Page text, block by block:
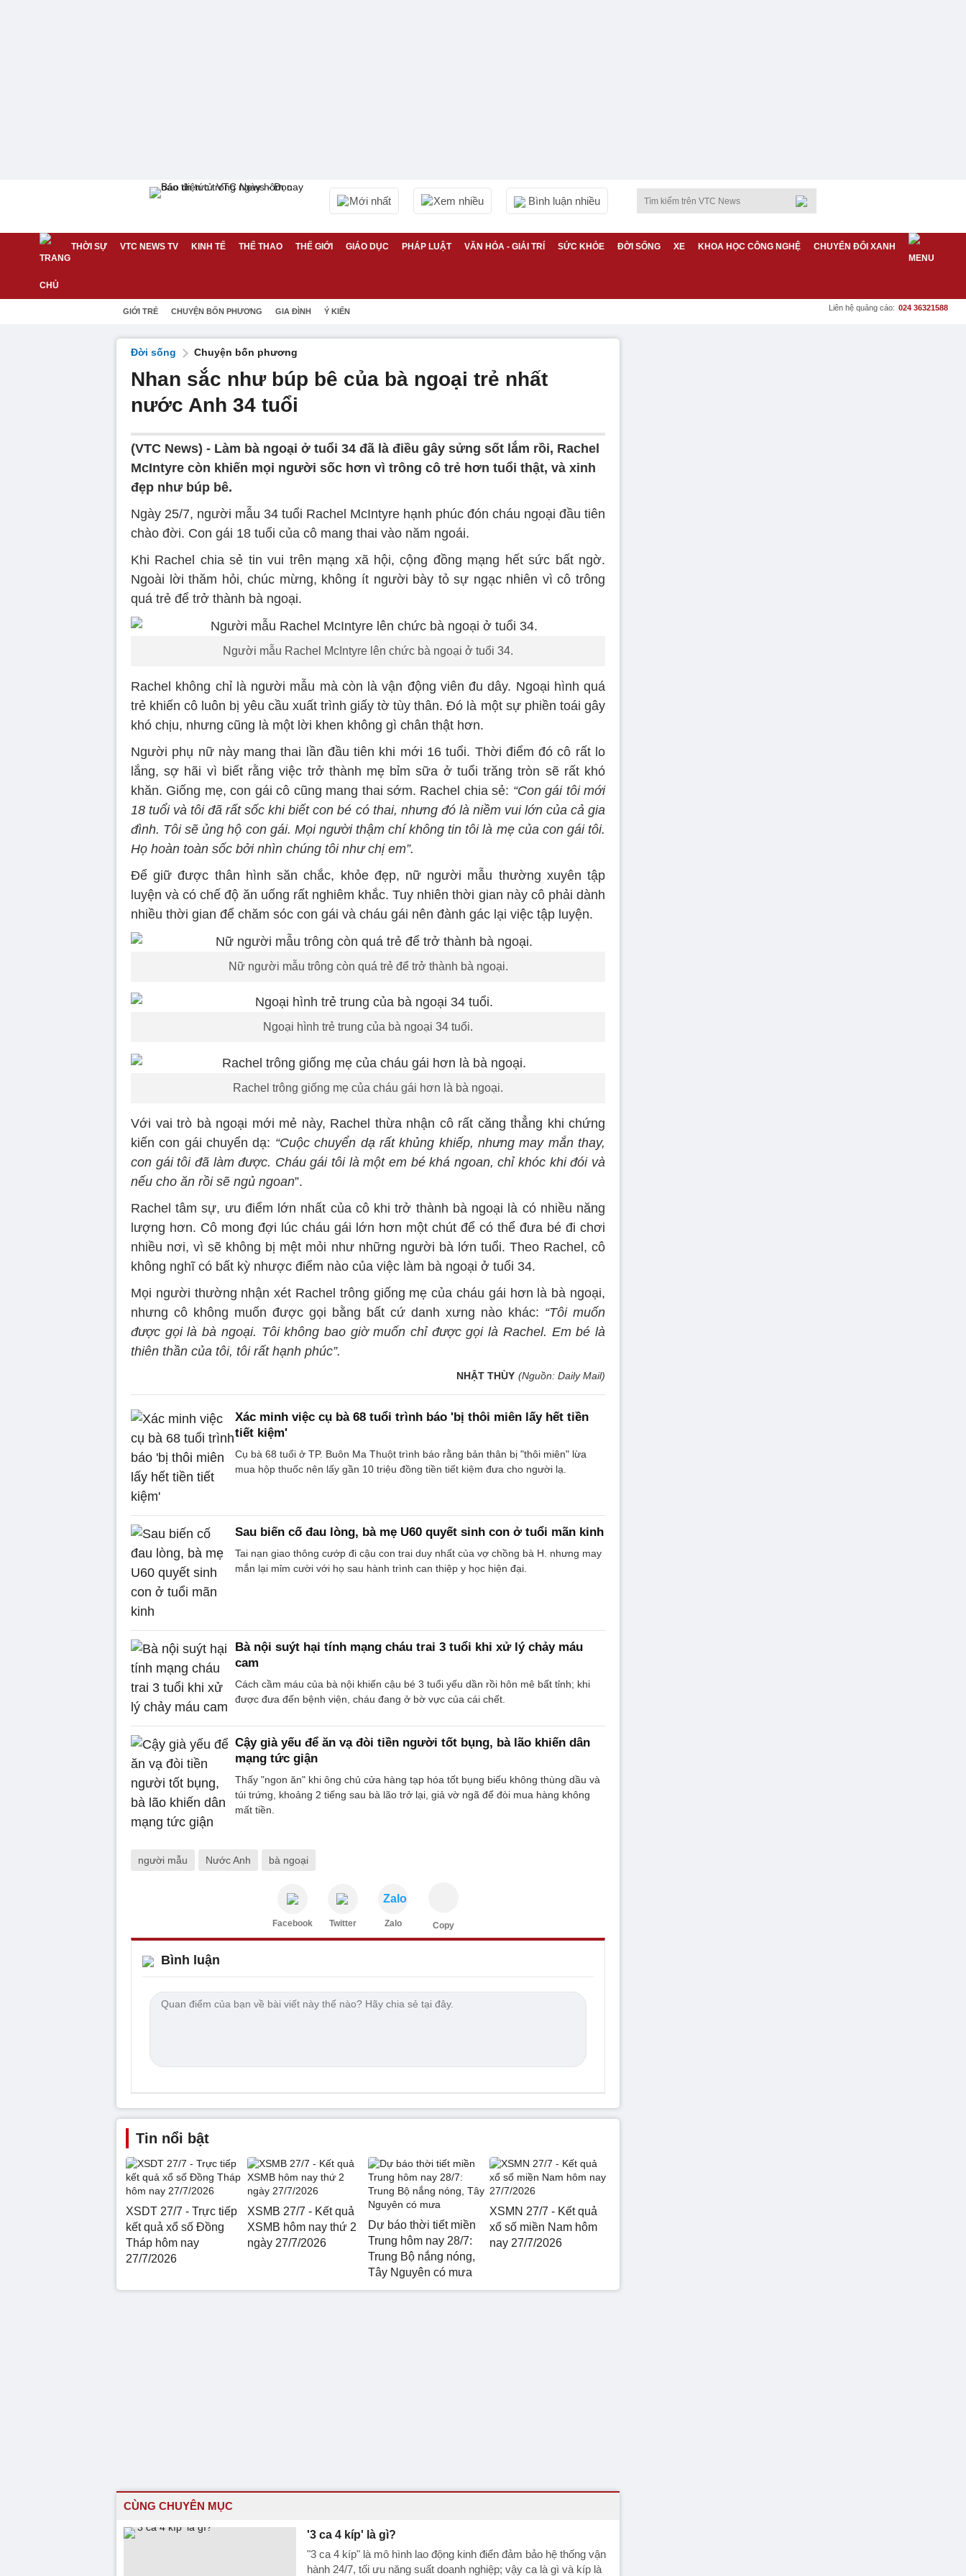
Mới nhất Xem nhiều Bình luận nhiều
THỜI SỰ VTC NEWS TV KINH TẾ THỂ THAO THẾ GIỚI GIÁO DỤC PHÁP LUẬT VĂN HÓA - GIẢI TRÍ SỨC KHỎE ĐỜI SỐNG XE KHOA HỌC CÔNG NGHỆ CHUYỂN ĐỔI XANH
GIỚI TRẺ CHUYỆN BỐN PHƯƠNG GIA ĐÌNH Ý KIẾN Liên hệ quảng cáo: 024 36321588
Đời sống Chuyện bốn phương
Nhan sắc như búp bê của bà ngoại trẻ nhất
nước Anh 34 tuổi
(VTC News) - Làm bà ngoại ở tuổi 34 đã là điều gây sửng sốt lắm rồi, Rachel
McIntyre còn khiến mọi người sốc hơn vì trông cô trẻ hơn tuổi thật, và xinh
đẹp như búp bê.
Ngày 25/7, người mẫu 34 tuổi Rachel McIntyre hạnh phúc đón cháu ngoại đầu tiên
chào đời. Con gái 18 tuổi của cô mang thai vào năm ngoái.
Khi Rachel chia sẻ tin vui trên mạng xã hội, cộng đồng mạng hết sức bất ngờ.
Ngoài lời thăm hỏi, chúc mừng, không ít người bày tỏ sự ngạc nhiên vì cô trông
quá trẻ để trở thành bà ngoại.
Người mẫu Rachel McIntyre lên chức bà ngoại ở tuổi 34.
Rachel không chỉ là người mẫu mà còn là vận động viên đu dây. Ngoại hình quá
trẻ khiến cô luôn bị yêu cầu xuất trình giấy tờ tùy thân. Đó là một sự phiền toái gây
khó chịu, nhưng cũng là một lời khen không gì chân thật hơn.
Người phụ nữ này mang thai lần đầu tiên khi mới 16 tuổi. Thời điểm đó cô rất lo
lắng, sợ hãi vì biết rằng việc trở thành mẹ bỉm sữa ở tuổi trăng tròn sẽ rất khó
khăn. Giống mẹ, con gái cô cũng mang thai sớm. Rachel chia sẻ: “Con gái tôi mới
18 tuổi và tôi đã rất sốc khi biết con bé có thai, nhưng đó là niềm vui lớn của cả gia
đình. Tôi sẽ ủng hộ con gái. Mọi người thậm chí không tin tôi là mẹ của con gái tôi.
Họ hoàn toàn sốc bởi nhìn chúng tôi như chị em”.
Để giữ được thân hình săn chắc, khỏe đẹp, nữ người mẫu thường xuyên tập
luyện và có chế độ ăn uống rất nghiêm khắc. Tuy nhiên thời gian này cô phải dành
nhiều thời gian để chăm sóc con gái và cháu gái nên đành gác lại việc tập luyện.
Nữ người mẫu trông còn quá trẻ để trở thành bà ngoại.
Ngoại hình trẻ trung của bà ngoại 34 tuổi.
Rachel trông giống mẹ của cháu gái hơn là bà ngoại.
Với vai trò bà ngoại mới mẻ này, Rachel thừa nhận cô rất căng thẳng khi chứng
kiến ​​con gái chuyển dạ: “Cuộc chuyển dạ rất khủng khiếp, nhưng may mắn thay,
con gái tôi đã làm được. Cháu gái tôi là một em bé khá ngoan, chỉ khóc khi đói và
nếu cho ăn rồi sẽ ngủ ngoan”.
Rachel tâm sự, ưu điểm lớn nhất của cô khi trở thành bà ngoại là có nhiều năng
lượng hơn. Cô mong đợi lúc cháu gái lớn hơn một chút để có thể đưa bé đi chơi
nhiều nơi, vì sẽ không bị mệt mỏi như những người bà lớn tuổi. Theo Rachel, cô
không nghĩ có bất kỳ nhược điểm nào của việc làm bà ngoại ở tuổi 34.
Mọi người thường nhận xét Rachel trông giống mẹ của cháu gái hơn là bà ngoại,
nhưng cô không muốn được gọi bằng bất cứ danh xưng nào khác: “Tôi muốn
được gọi là bà ngoại. Tôi không bao giờ muốn chỉ được gọi là Rachel. Em bé là
thiên thần của tôi, tôi rất hạnh phúc”.
NHẬT THÙY (Nguồn: Daily Mail)
Xác minh việc cụ bà 68 tuổi trình báo 'bị thôi miên lấy hết tiền
tiết kiệm'
Cụ bà 68 tuổi ở TP. Buôn Ma Thuột trình báo rằng bản thân bị "thôi miên" lừa
mua hộp thuốc nên lấy gần 10 triệu đồng tiền tiết kiệm đưa cho người lạ.
Sau biến cố đau lòng, bà mẹ U60 quyết sinh con ở tuổi mãn kinh
Tai nạn giao thông cướp đi cậu con trai duy nhất của vợ chồng bà H. nhưng may
mắn lại mỉm cười với họ sau hành trình can thiệp y học hiện đại.
Bà nội suýt hại tính mạng cháu trai 3 tuổi khi xử lý chảy máu
cam
Cách cầm máu của bà nội khiến cậu bé 3 tuổi yếu dần rồi hôn mê bất tỉnh; khi
được đưa đến bệnh viện, cháu đang ở bờ vực của cái chết.
Cậy già yếu để ăn vạ đòi tiền người tốt bụng, bà lão khiến dân
mạng tức giận
Thấy "ngon ăn" khi ông chủ cửa hàng tạp hóa tốt bụng biếu không thùng dầu và
túi trứng, khoảng 2 tiếng sau bà lão trở lại, giả vờ ngã để đòi mua hàng không
mất tiền.
người mẫu Nước Anh bà ngoại
Facebook Twitter
Zalo
Zalo Copy
Bình luận
Tin nổi bật
XSDT 27/7 - Trực tiếp
kết quả xổ số Đồng
Tháp hôm nay
27/7/2026
XSMB 27/7 - Kết quả
XSMB hôm nay thứ 2
ngày 27/7/2026
Dự báo thời tiết miền
Trung hôm nay 28/7:
Trung Bộ nắng nóng,
Tây Nguyên có mưa
XSMN 27/7 - Kết quả
xổ số miền Nam hôm
nay 27/7/2026
CÙNG CHUYÊN MỤC
'3 ca 4 kíp' là gì?
"3 ca 4 kíp" là mô hình lao động kinh điển đảm bảo hệ thống vận
hành 24/7, tối ưu năng suất doanh nghiệp; vậy ca là gì và kíp là